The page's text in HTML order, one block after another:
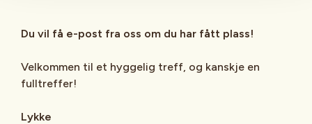
Du vil få e-post fra oss om du har fått plass!
Velkommen til et hyggelig treff, og kanskje en
fulltreffer!
Lykke